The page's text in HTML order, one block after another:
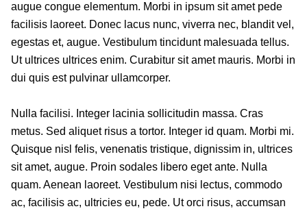
augue congue elementum. Morbi in ipsum sit amet pede
facilisis laoreet. Donec lacus nunc, viverra nec, blandit vel,
egestas et, augue. Vestibulum tincidunt malesuada tellus.
Ut ultrices ultrices enim. Curabitur sit amet mauris. Morbi in
dui quis est pulvinar ullamcorper.
Nulla facilisi. Integer lacinia sollicitudin massa. Cras
metus. Sed aliquet risus a tortor. Integer id quam. Morbi mi.
Quisque nisl felis, venenatis tristique, dignissim in, ultrices
sit amet, augue. Proin sodales libero eget ante. Nulla
quam. Aenean laoreet. Vestibulum nisi lectus, commodo
ac, facilisis ac, ultricies eu, pede. Ut orci risus, accumsan